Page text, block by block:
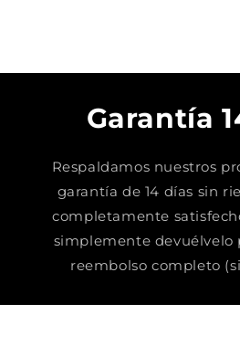
Garantía
Respaldamos nuestros
garantía de 14 días sin
completamente
simplemente devuélvelo
reembolso completo